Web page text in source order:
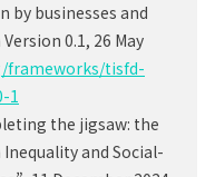
businesses and
0.1, 26 May
frameworks/tisfd-
1
the jigsaw: the
and Social-